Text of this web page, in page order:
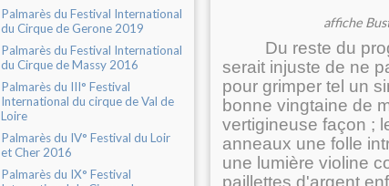
Palmarès du Festival International
du Cirque de Gerone 2019
Palmarès du Festival International
du Cirque de Massy 2016
Palmarès du III° Festival
International du cirque de Val de
Loire
Palmarès du IV° Festival du Loir
et Cher 2016
Palmarès du IX° Festival
affiche
Du reste du
serait injuste de ne
pour grimper tel un
bonne vingtaine de
vertigineuse façon ;
anneaux une folle
une lumière violine
paillettes d'argent